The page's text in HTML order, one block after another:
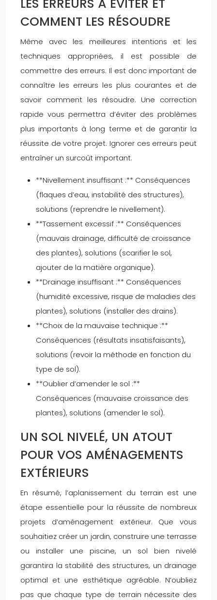
LES ERREURS À ÉVITER ET
COMMENT LES RÉSOUDRE
Même avec les meilleures intentions et les
techniques appropriées, il est possible de
commettre des erreurs. Il est donc important de
connaître les erreurs les plus courantes et de
savoir comment les résoudre. Une correction
rapide vous permettra d’éviter des problèmes
plus importants à long terme et de garantir la
réussite de votre projet. Ignorer ces erreurs peut
entraîner un surcoût important.
**Nivellement insuffisant :** Conséquences
(flaques d’eau, instabilité des structures),
solutions (reprendre le nivellement).
**Tassement excessif :** Conséquences
(mauvais drainage, difficulté de croissance
des plantes), solutions (scarifier le sol,
ajouter de la matière organique).
**Drainage insuffisant :** Conséquences
(humidité excessive, risque de maladies des
plantes), solutions (installer des drains).
**Choix de la mauvaise technique :**
Conséquences (résultats insatisfaisants),
solutions (revoir la méthode en fonction du
type de sol).
**Oublier d’amender le sol :**
Conséquences (mauvaise croissance des
plantes), solutions (amender le sol).
UN SOL NIVELÉ, UN ATOUT
POUR VOS AMÉNAGEMENTS
EXTÉRIEURS
En résumé, l’aplanissement du terrain est une
étape essentielle pour la réussite de nombreux
projets d’aménagement extérieur. Que vous
souhaitiez créer un jardin, construire une terrasse
ou installer une piscine, un sol bien nivelé
garantira la stabilité des structures, un drainage
optimal et une esthétique agréable. N’oubliez
pas que chaque type de terrain nécessite des